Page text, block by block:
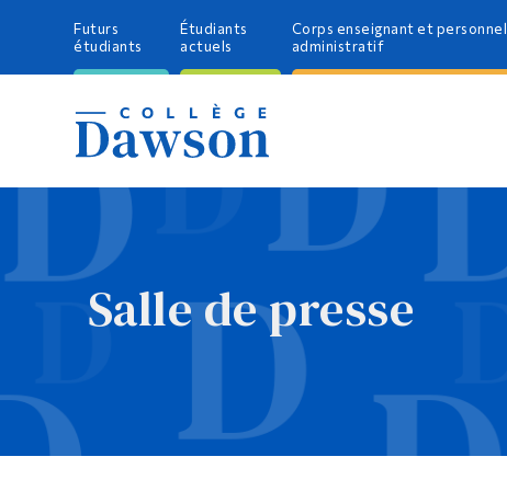
Futurs
étudiants
Étudiants
actuels
Corps enseignant et personnel
administratif
Salle de presse